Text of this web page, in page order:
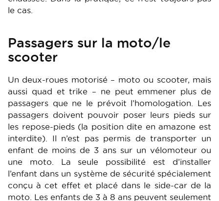
le cas.
Passagers sur la moto/le
scooter
Un deux-roues motorisé – moto ou scooter, mais
aussi quad et trike – ne peut emmener plus de
passagers que ne le prévoit l’homologation. Les
passagers doivent pouvoir poser leurs pieds sur
les repose-pieds (la position dite en amazone est
interdite). Il n’est pas permis de transporter un
enfant de moins de 3 ans sur un vélomoteur ou
une moto. La seule possibilité est d’installer
l’enfant dans un système de sécurité spécialement
conçu à cet effet et placé dans le side-car de la
moto. Les enfants de 3 à 8 ans peuvent seulement